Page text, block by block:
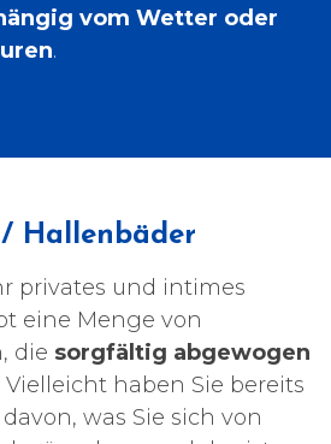
vom Wetter oder
.
Hallenbäder
privates und intimes
eine Menge von
die sorgfältig abgewogen
haben Sie bereits
was Sie sich von